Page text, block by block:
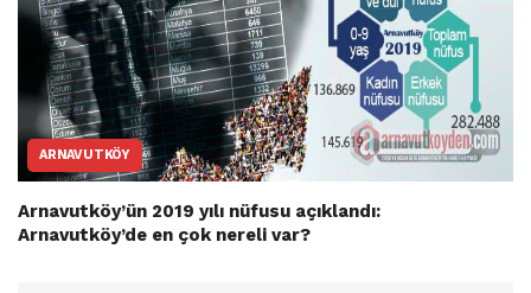
ARNAVUTKÖY
Arnavutköy’ün 2019 yılı nüfusu açıklandı:
Arnavutköy’de en çok nereli var?